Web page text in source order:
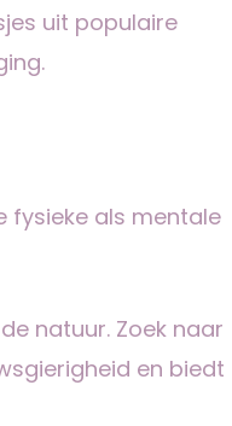
uit populaire
fysieke als mentale
natuur. Zoek naar
en biedt